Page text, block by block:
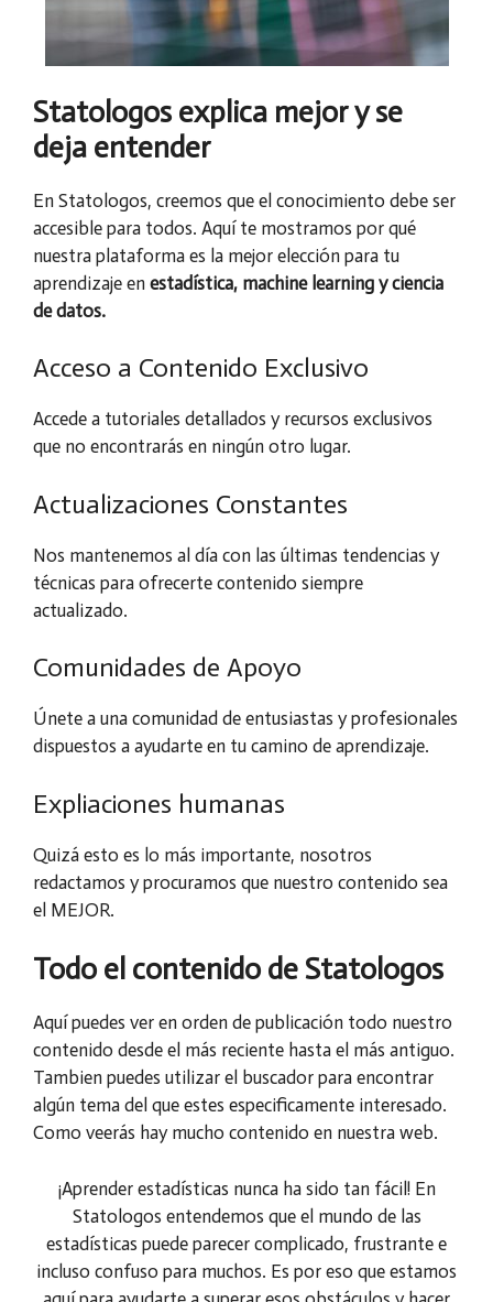
Statologos explica mejor y se
deja entender
En Statologos, creemos que el conocimiento debe ser
accesible para todos. Aquí te mostramos por qué
nuestra plataforma es la mejor elección para tu
aprendizaje en estadística, machine learning y ciencia
de datos.
Acceso a Contenido Exclusivo
Accede a tutoriales detallados y recursos exclusivos
que no encontrarás en ningún otro lugar.
Actualizaciones Constantes
Nos mantenemos al día con las últimas tendencias y
técnicas para ofrecerte contenido siempre
actualizado.
Comunidades de Apoyo
Únete a una comunidad de entusiastas y profesionales
dispuestos a ayudarte en tu camino de aprendizaje.
Expliaciones humanas
Quizá esto es lo más importante, nosotros
redactamos y procuramos que nuestro contenido sea
el MEJOR.
Todo el contenido de Statologos
Aquí puedes ver en orden de publicación todo nuestro
contenido desde el más reciente hasta el más antiguo.
Tambien puedes utilizar el buscador para encontrar
algún tema del que estes especificamente interesado.
Como veerás hay mucho contenido en nuestra web.
¡Aprender estadísticas nunca ha sido tan fácil! En
Statologos entendemos que el mundo de las
estadísticas puede parecer complicado, frustrante e
incluso confuso para muchos. Es por eso que estamos